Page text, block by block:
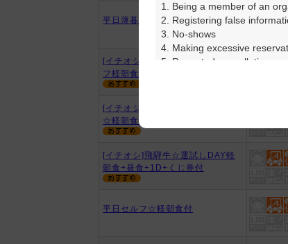
平日薄暮ハーフプレー（0.5R）
[イチオシ][ThanksDAY]平日セル
フ軽朝食＆昼食付
[イチオシ]スマイルポイントデー
☆軽朝食＆昼食+1D付
[イチオシ]飛騨牛☆運試しDAY軽
朝食+昼食+1D+くじ券付
平日セルフ☆軽朝食付
1. Being a member of an
2. Registering false
3. No-shows
4. Making excessive
5. Repeated cancellations
6. Violating laws and
7. Causing inconvenience